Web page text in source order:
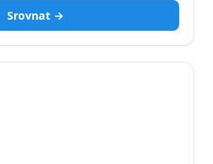
Srovnat →